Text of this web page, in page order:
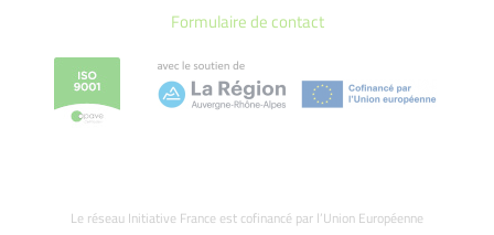
Formulaire de contact
Le réseau Initiative France est cofinancé par l’Union Européenne